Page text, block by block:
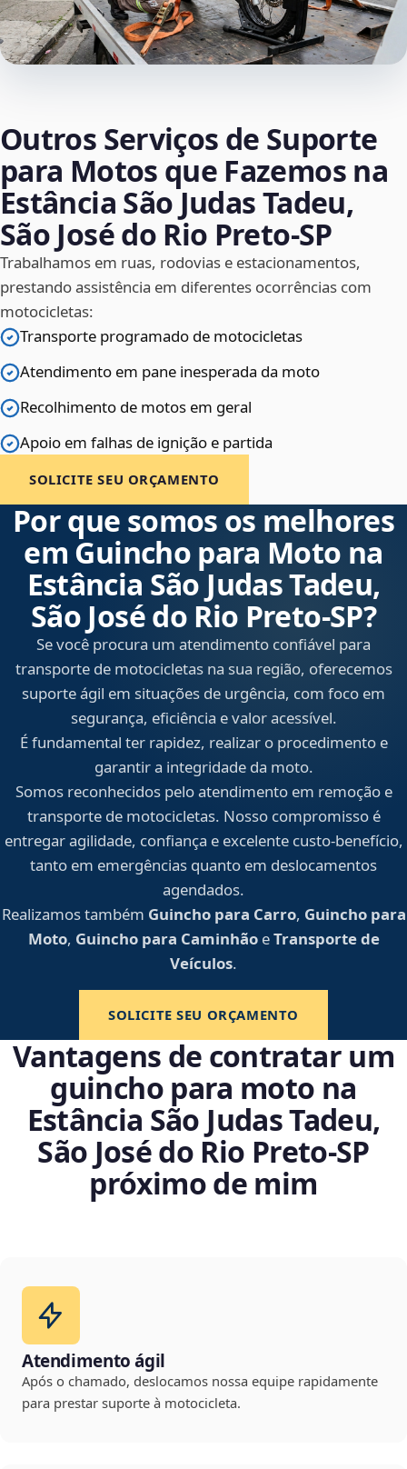
Outros Serviços de Suporte
para Motos que Fazemos na
Estância São Judas Tadeu,
São José do Rio Preto‑SP
Trabalhamos em ruas, rodovias e estacionamentos,
prestando assistência em diferentes ocorrências com
motocicletas:
Transporte programado de motocicletas
Atendimento em pane inesperada da moto
Recolhimento de motos em geral
Apoio em falhas de ignição e partida
SOLICITE SEU ORÇAMENTO
Por que somos os melhores
em Guincho para Moto na
Estância São Judas Tadeu,
São José do Rio Preto‑SP?
Se você procura um atendimento confiável para
transporte de motocicletas na sua região, oferecemos
suporte ágil em situações de urgência, com foco em
segurança, eficiência e valor acessível.
É fundamental ter rapidez, realizar o procedimento e
garantir a integridade da moto.
Somos reconhecidos pelo atendimento em remoção e
transporte de motocicletas. Nosso compromisso é
entregar agilidade, confiança e excelente custo-benefício,
tanto em emergências quanto em deslocamentos
agendados.
Realizamos também Guincho para Carro, Guincho para
Moto, Guincho para CaminhãoeTransporte de
Veículos.
SOLICITE SEU ORÇAMENTO
Vantagens de contratar um
guincho para moto na
Estância São Judas Tadeu,
São José do Rio Preto‑SP
próximo de mim
Atendimento ágil
Após o chamado, deslocamos nossa equipe rapidamente
para prestar suporte à motocicleta.